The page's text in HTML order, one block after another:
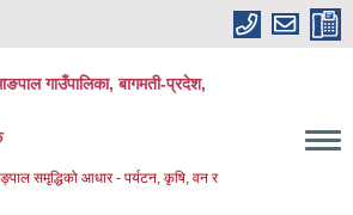
गाउँपालिका, बागमती-प्रदेश,
समृद्धिको आधार - पर्यटन, कृषि, वन र